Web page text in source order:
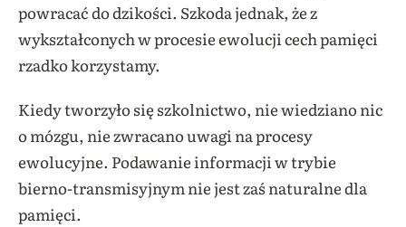
powracać do dzikości. Szkoda jednak, że z
wykształconych w procesie ewolucji cech pamięci
rzadko korzystamy.
Kiedy tworzyło się szkolnictwo, nie wiedziano nic
o mózgu, nie zwracano uwagi na procesy
ewolucyjne. Podawanie informacji w trybie
bierno-transmisyjnym nie jest zaś naturalne dla
pamięci.